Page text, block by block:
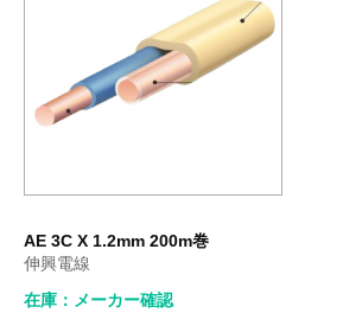
AE 3C X 1.2mm 200m巻
伸興電線
在庫：メーカー確認